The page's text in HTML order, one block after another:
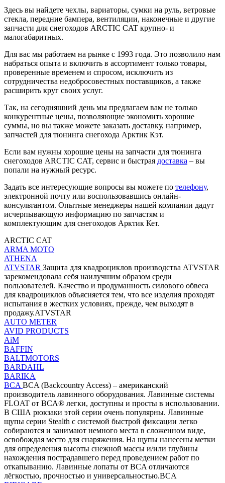
Здесь вы найдете чехлы, вариаторы, сумки на руль, ветровые
стекла, передние бампера, вентиляции, наконечные и другие
запчасти для снегоходов ARCTIC CAT крупно- и
малогабаритных.
Для вас мы работаем на рынке с 1993 года. Это позволило нам
набраться опыта и включить в ассортимент только товары,
проверенные временем и спросом, исключить из
сотрудничества недобросовестных поставщиков, а также
расширить круг своих услуг.
Так, на сегодняшний день мы предлагаем вам не только
конкурентные цены, позволяющие экономить хорошие
суммы, но вы также можете заказать доставку, например,
запчастей для тюнинга снегохода Арктик Кэт.
Если вам нужны хорошие цены на запчасти для тюнинга
снегоходов ARCTIC CAT, сервис и быстрая доставка – вы
попали на нужный ресурс.
Задать все интересующие вопросы вы можете по телефону,
электронной почту или воспользовавшись онлайн-
консультантом. Опытные менеджеры нашей компании дадут
исчерпывающую информацию по запчастям и
комплектующим для снегоходов Арктик Кет.
ARCTIC CAT
ARMA MOTO
ATHENA
ATVSTAR Защита для квадроциклов производства ATVSTAR
зарекомендовала себя наилучшим образом среди
пользователей. Качество и продуманность силового обвеса
для квадроциклов объясняется тем, что все изделия проходят
испытания в жестких условиях, прежде, чем выходят в
продажу.ATVSTAR
AUTO METER
AVID PRODUCTS
AiM
BAFFIN
BALTMOTORS
BARDAHL
BARIKA
BCA BCA (Backcountry Access) – американский
производитель лавинного оборудования. Лавинные системы
FLOAT от BCA® легки, доступны и просты в использовании.
В США рюкзаки этой серии очень популярны. Лавинные
щупы серии Stealth с системой быстрой фиксации легко
собираются и занимают немного места в сложенном виде,
освобождая место для снаряжения. На щупы нанесены метки
для определения высоты снежной массы и/или глубины
нахождения пострадавшего перед проведением работ по
откапыванию. Лавинные лопаты от BCA отличаются
лёгкостью, прочностью и универсальностью.BCA